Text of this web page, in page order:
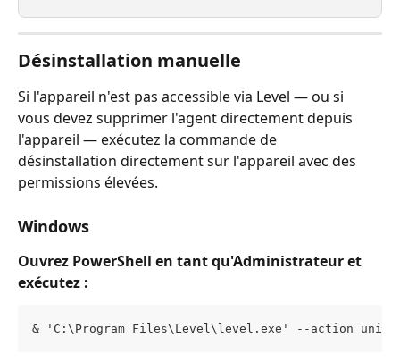
Désinstallation manuelle
Si l'appareil n'est pas accessible via Level — ou si
vous devez supprimer l'agent directement depuis
l'appareil — exécutez la commande de
désinstallation directement sur l'appareil avec des
permissions élevées.
Windows
Ouvrez PowerShell en tant qu'Administrateur et
exécutez :
& 'C:\Program Files\Level\level.exe' --action